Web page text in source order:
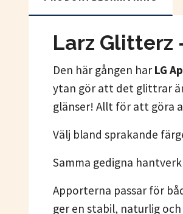
Larz Glitterz
Den här gången har LG
ytan gör att det glittrar
glänser! Allt för att göra
Välj bland sprakande
Samma gedigna
Apporterna passar för
ger en stabil, naturlig